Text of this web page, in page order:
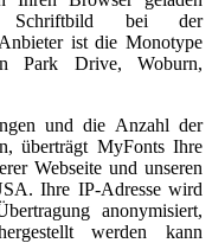
Schriftbild bei der
ist die Monotype
Park Drive, Woburn,
und die Anzahl der
überträgt MyFonts Ihre
Webseite und unseren
Ihre IP-Adresse wird
anonymisiert,
werden kann